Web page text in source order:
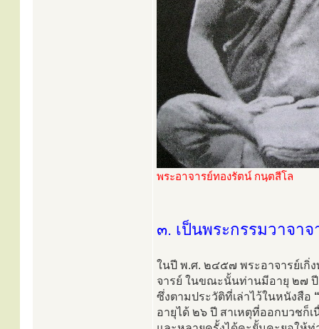
พระอาจารย์ทองรัตน์ กนฺตสีโล
๓. เป็นพระกรรมวาจา
ในปี พ.ศ. ๒๔๕๗ พระอาจารย์เกิ่
จารย์ ในขณะนั้นท่านมีอายุ ๒๗
ซึ่งตามประวัติที่เล่าไว้ในหนังสือ
อายุได้ ๒๖ ปี สาเหตุที่ออกบวชก็